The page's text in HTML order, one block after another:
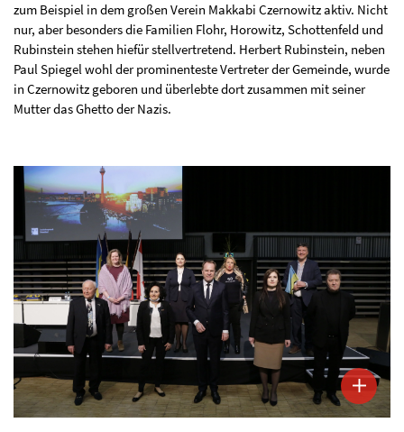
zum Beispiel in dem großen Verein Makkabi Czernowitz aktiv. Nicht
nur, aber besonders die Familien Flohr, Horowitz, Schottenfeld und
Rubinstein stehen hiefür stellvertretend. Herbert Rubinstein, neben
Paul Spiegel wohl der prominenteste Vertreter der Gemeinde, wurde
in Czernowitz geboren und überlebte dort zusammen mit seiner
Mutter das Ghetto der Nazis.